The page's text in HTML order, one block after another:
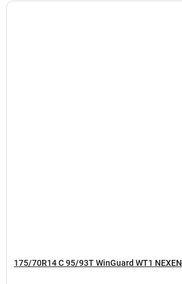
175/70R14 C 95/93T WinGuard WT1 NEXEN